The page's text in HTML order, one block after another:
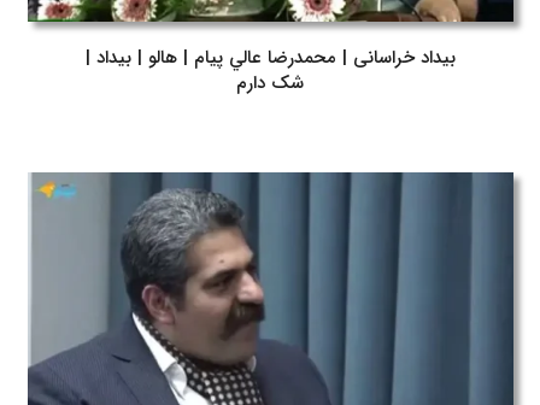
بیداد خراسانی | محمدرضا عالي پيام | هالو | بیداد |
شک دارم